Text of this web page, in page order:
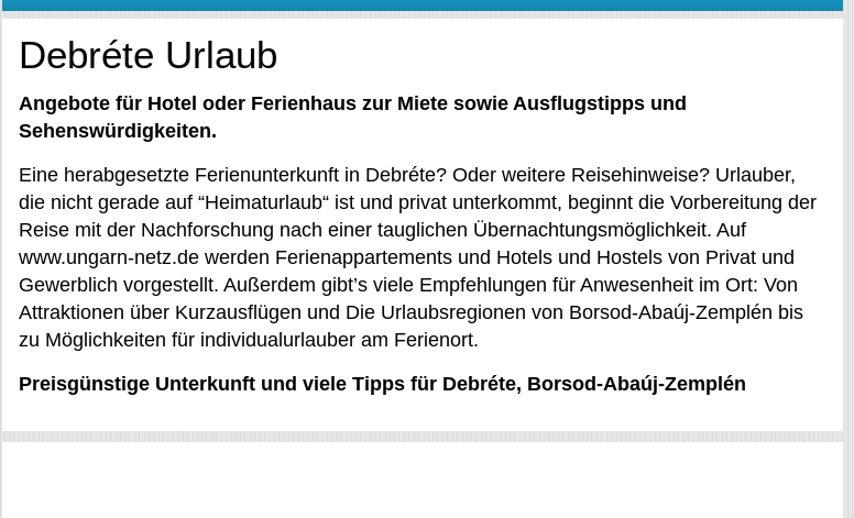
Debréte Urlaub
Angebote für Hotel oder Ferienhaus zur Miete sowie Ausflugstipps und
Sehenswürdigkeiten.
Eine herabgesetzte Ferienunterkunft in Debréte? Oder weitere Reisehinweise? Urlauber,
die nicht gerade auf “Heimaturlaub“ ist und privat unterkommt, beginnt die Vorbereitung der
Reise mit der Nachforschung nach einer tauglichen Übernachtungsmöglichkeit. Auf
www.ungarn-netz.de werden Ferienappartements und Hotels und Hostels von Privat und
Gewerblich vorgestellt. Außerdem gibt’s viele Empfehlungen für Anwesenheit im Ort: Von
Attraktionen über Kurzausflügen und Die Urlaubsregionen von Borsod-Abaúj-Zemplén bis
zu Möglichkeiten für individualurlauber am Ferienort.
Preisgünstige Unterkunft und viele Tipps für Debréte, Borsod-Abaúj-Zemplén